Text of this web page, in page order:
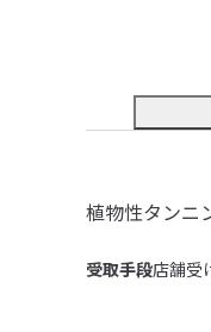
植物性タンニ
受取手段店舗受